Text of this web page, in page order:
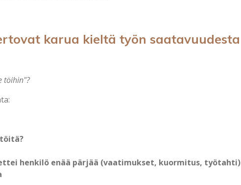
karua kieltä työn saatavuudesta
töihin"?
henkilö enää pärjää (vaatimukset, kuormitus, työtahti)